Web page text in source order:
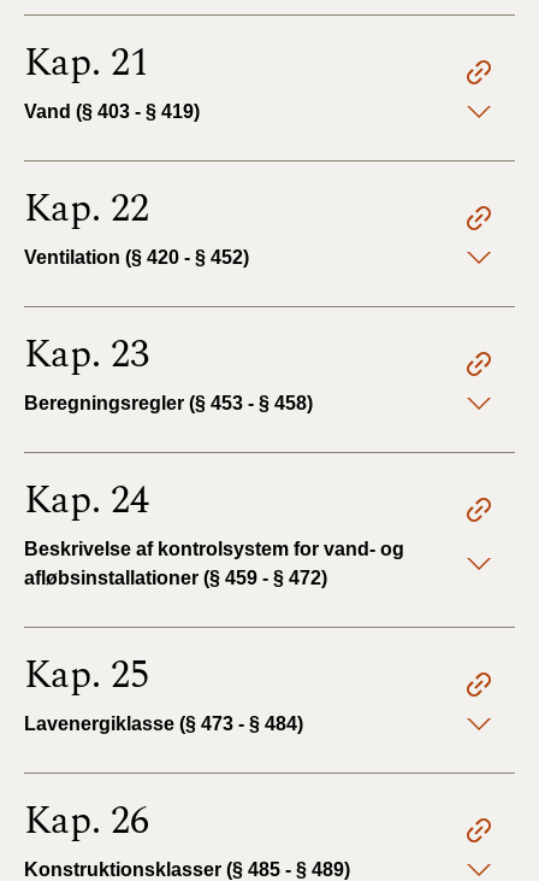
Kap. 21
Vand (§ 403 - § 419)
Kap. 22
Ventilation (§ 420 - § 452)
Kap. 23
Beregningsregler (§ 453 - § 458)
Kap. 24
Beskrivelse af kontrolsystem for vand- og
afløbsinstallationer (§ 459 - § 472)
Kap. 25
Lavenergiklasse (§ 473 - § 484)
Kap. 26
Konstruktionsklasser (§ 485 - § 489)